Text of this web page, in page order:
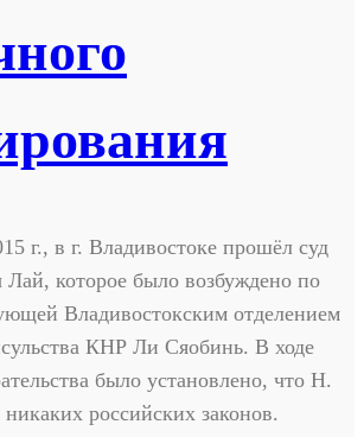
г., в г. Владивостоке прошёл суд
которое было возбуждено по
Владивостокским отделением
КНР Ли Сяобинь. В ходе
было установлено, что Н.
российских законов.